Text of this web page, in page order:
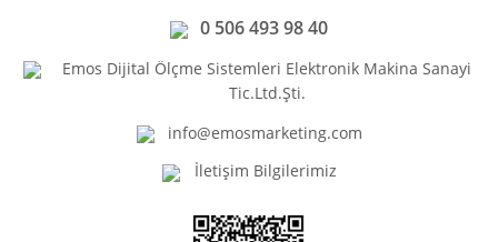
0 506 493 98 40
Emos Dijital Ölçme Sistemleri Elektronik Makina Sanayi
Tic.Ltd.Şti.
info@emosmarketing.com
İletişim Bilgilerimiz